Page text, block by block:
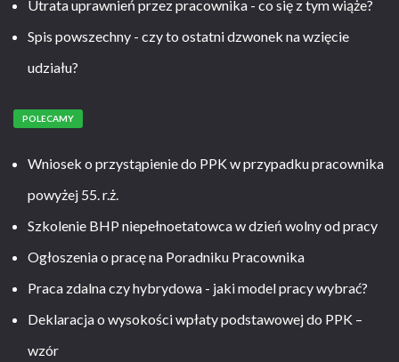
Utrata uprawnień przez pracownika - co się z tym wiąże?
Spis powszechny - czy to ostatni dzwonek na wzięcie
udziału?
POLECAMY
Wniosek o przystąpienie do PPK w przypadku pracownika
powyżej 55. r.ż.
Szkolenie BHP niepełnoetatowca w dzień wolny od pracy
Ogłoszenia o pracę na Poradniku Pracownika
Praca zdalna czy hybrydowa - jaki model pracy wybrać?
Deklaracja o wysokości wpłaty podstawowej do PPK –
wzór